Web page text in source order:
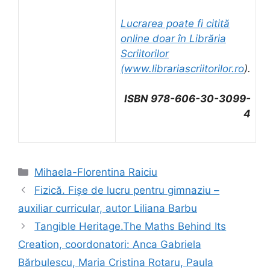
Lucrarea poate fi citită
online doar în Librăria
Scriitorilor
(www.librariascriitorilor.ro).
ISBN 978-606-30-3099-
4
Categorii
Mihaela-Florentina Raiciu
Fizică. Fișe de lucru pentru gimnaziu –
auxiliar curricular, autor Liliana Barbu
Tangible Heritage.The Maths Behind Its
Creation, coordonatori: Anca Gabriela
Bărbulescu, Maria Cristina Rotaru, Paula